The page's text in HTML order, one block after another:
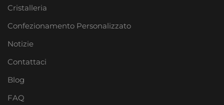
Cristalleria
Confezionamento Personalizzato
Notizie
Contattaci
Blog
FAQ